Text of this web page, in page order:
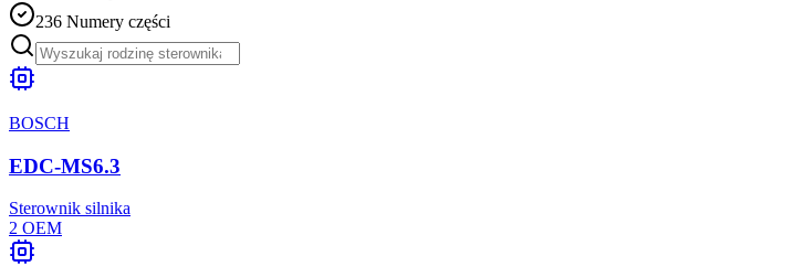
236 Numery części
BOSCH
EDC-MS6.3
Sterownik silnika
2 OEM